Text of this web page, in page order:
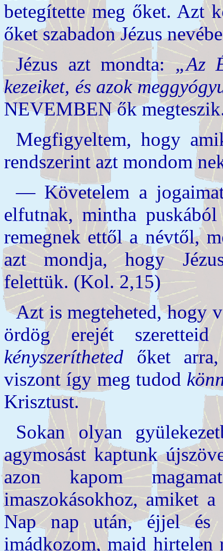
betegítette meg őket. Azt
őket szabadon Jézus
Jézus azt mondta:„Az
kezeiket, és azok
NEVEMBEN ők
Megfigyeltem, hogy
rendszerint azt mondom
— Követelem a
elfutnak, mintha
remegnek ettől a névtől,
azt mondja, hogy
felettük. (Kol. 2,15)
Azt is megteheted, hogy
ördög erejét
kényszerítheted őket
viszont így meg tudod
Krisztust.
Sokan olyan
agymosást kaptunk
azon kapom
imaszokásokhoz, amiket
Nap nap után, éjjel és
imádkozom, majd hirtelen